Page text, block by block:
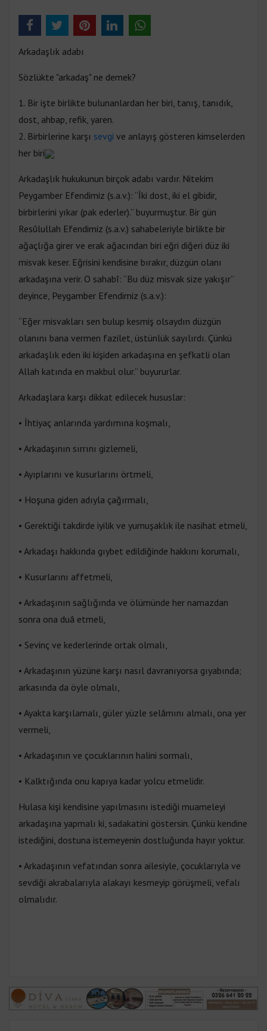
Arkadaşlık adabı
Sözlükte "arkadaş" ne demek?
1. Bir işte birlikte bulunanlardan her biri, tanış, tanıdık,
dost, ahbap, refik, yaren.
2. Birbirlerine karşı sevgi ve anlayış gösteren kimselerden
her biri
Arkadaşlık hukukunun birçok adabı vardır. Nitekim
Peygamber Efendimiz (s.a.v.): “İki dost, iki el gibidir,
birbirlerini yıkar (pak ederler).” buyurmuştur. Bir gün
Resûlullah Efendimiz (s.a.v.) sahabeleriyle birlikte bir
ağaçlığa girer ve erak ağacından biri eğri diğeri düz iki
misvak keser. Eğrisini kendisine bırakır, düzgün olanı
arkadaşına verir. O sahabî: “Bu düz misvak size yakışır”
deyince, Peygamber Efendimiz (s.a.v.):
“Eğer misvakları sen bulup kesmiş olsaydın düzgün
olanını bana vermen fazilet, üstünlük sayılırdı. Çünkü
arkadaşlık eden iki kişiden arkadaşına en şefkatli olan
Allah katında en makbul olur.” buyururlar.
Arkadaşlara karşı dikkat edilecek hususlar:
• İhtiyaç anlarında yardımına koşmalı,
• Arkadaşının sırrını gizlemeli,
• Ayıplarını ve kusurlarını örtmeli,
• Hoşuna giden adıyla çağırmalı,
• Gerektiği takdirde iyilik ve yumuşaklık ile nasihat etmeli,
• Arkadaşı hakkında gıybet edildiğinde hakkını korumalı,
• Kusurlarını affetmeli,
• Arkadaşının sağlığında ve ölümünde her namazdan
sonra ona duâ etmeli,
• Sevinç ve kederlerinde ortak olmalı,
• Arkadaşının yüzüne karşı nasıl davranıyorsa gıyabında;
arkasında da öyle olmalı,
• Ayakta karşılamalı, güler yüzle selâmını almalı, ona yer
vermeli,
• Arkadaşının ve çocuklarının halini sormalı,
• Kalktığında onu kapıya kadar yolcu etmelidir.
Hulasa kişi kendisine yapılmasını istediği muameleyi
arkadaşına yapmalı ki, sadakatini göstersin. Çünkü kendine
istediğini, dostuna istemeyenin dostluğunda hayır yoktur.
• Arkadaşının vefatından sonra ailesiyle, çocuklarıyla ve
sevdiği akrabalarıyla alakayı kesmeyip görüşmeli, vefalı
olmalıdır.